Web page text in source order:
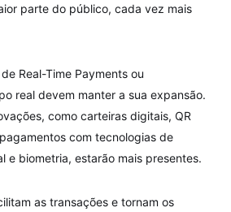
parte do público, cada vez mais
Real-Time Payments ou
real devem manter a sua expansão.
como carteiras digitais, QR
com tecnologias de
e biometria, estarão mais presentes.
as transações e tornam os